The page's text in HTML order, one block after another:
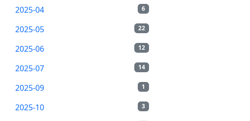
6
2025-04
22
2025-05
12
2025-06
14
2025-07
1
2025-09
3
2025-10